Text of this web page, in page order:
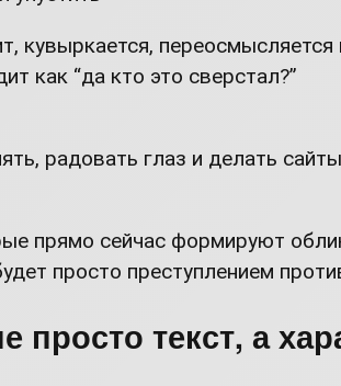
кувыркается,
как “да кто это сверстал?”
радовать глаз и делать
прямо сейчас формируют
просто преступлением
текст, а